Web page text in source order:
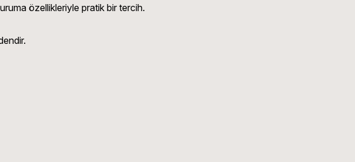
özellikleriyle pratik bir tercih.